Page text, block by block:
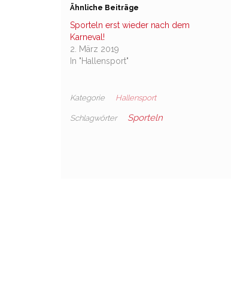
Ähnliche Beiträge
Sporteln erst wieder nach dem
Karneval!
2. März 2019
In "Hallensport"
Kategorie Hallensport
Schlagwörter Sporteln